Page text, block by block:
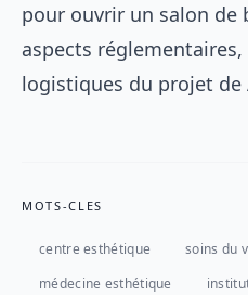
pour ouvrir un salon de
aspects
logistiques du projet de
MOTS-CLES
centre esthétique soins du
médecine esthétique